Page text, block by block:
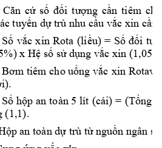
Căn cứ số đối tượng cần tiêm
tuyến dự trù nhu cầu vắc xin cần
Số vắc xin Rota (liều) = Số đối
x Hệ số sử dụng vắc xin (1,051
Bơm tiêm cho uống vắc xin
Số hộp an toàn 5 lít (cái) = (Tổng
(1,1).
an toàn dự trù từ nguồn ngân